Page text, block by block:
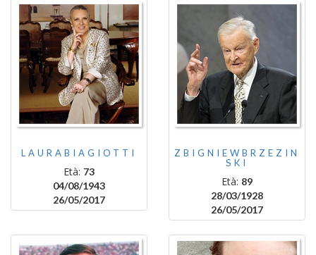
LAURABIAGIOTTI
Età: 73
04/08/1943
26/05/2017
ZBIGNIEWBRZEZIN
SKI
Età: 89
28/03/1928
26/05/2017